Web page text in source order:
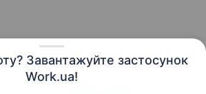
Завантажуйте застосунок
Work.ua!